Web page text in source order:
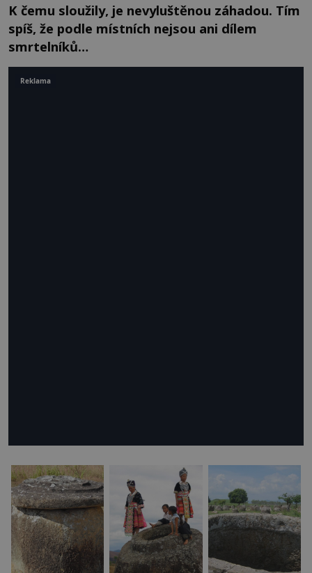
K čemu sloužily, je nevyluštěnou záhadou. Tím
spíš, že podle místních nejsou ani dílem
smrtelníků…
Reklama